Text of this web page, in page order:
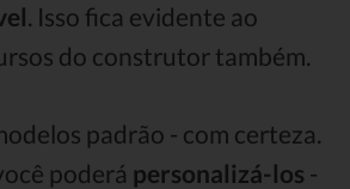
. Isso fica evidente ao
do construtor também.
padrão - com certeza.
poderá personalizá-los -